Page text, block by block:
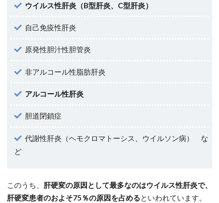
ウイルス性肝炎（B型肝炎、C型肝炎）
自己免疫性肝炎
原発性胆汁性胆管炎
非アルコール性脂肪肝炎
アルコール性肝炎
胆道閉鎖症
代謝性肝炎（ヘモクロマトーシス、ウイルソン病） な
ど
このうち、
肝硬変の原因として最多なのはウイルス性肝炎で、
肝硬変患者のおよそ75％の原因を占める といわれています。